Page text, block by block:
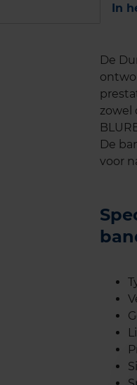
In
De
zowel
De
voor